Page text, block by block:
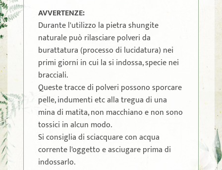
AVVERTENZE:
Durante l'utilizzo la pietra shungite
naturale può rilasciare polveri da
burattatura (processo di lucidatura) nei
primi giorni in cui la si indossa, specie nei
bracciali.
Queste tracce di polveri possono sporcare
pelle, indumenti etc alla tregua di una
mina di matita, non macchiano e non sono
tossici in alcun modo.
Si consiglia di sciacquare con acqua
corrente l'oggetto e asciugare prima di
indossarlo.